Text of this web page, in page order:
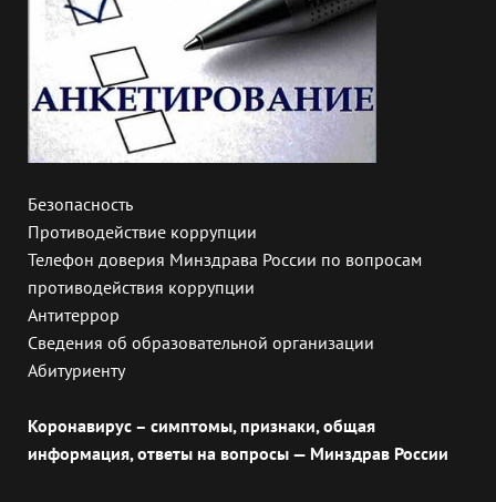
Безопасность
Противодействие коррупции
Телефон доверия Минздрава России по вопросам
противодействия коррупции
Антитеррор
Сведения об образовательной организации
Абитуриенту
Коронавирус – симптомы, признаки, общая
информация, ответы на вопросы — Минздрав России